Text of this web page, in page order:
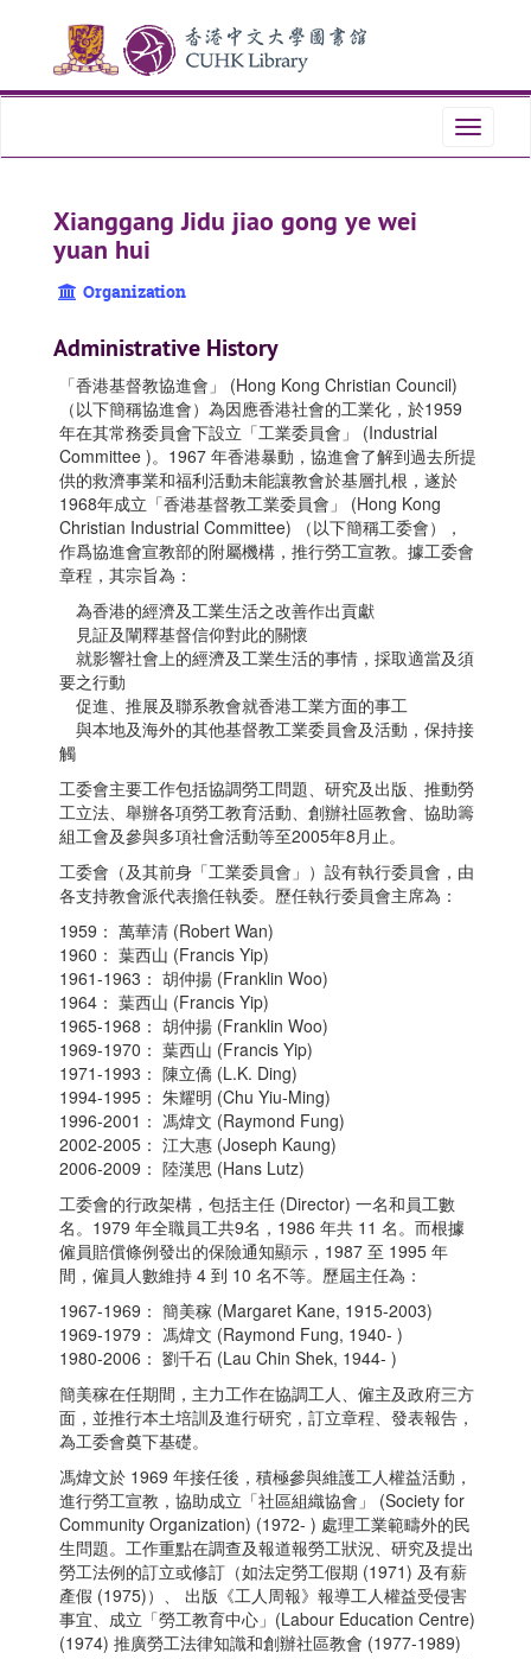
content
Toggle
Xianggang Jidu jiao gong ye wei
yuan hui
Organization
Administrative History
「香港基督教協進會」 (Hong Kong Christian Council)
（以下簡稱協進會）為因應香港社會的工業化，於1959
年在其常務委員會下設立「工業委員會」 (Industrial
Committee )。1967 年香港暴動，協進會了解到過去所提
供的救濟事業和福利活動未能讓教會於基層扎根，遂於
1968年成立「香港基督教工業委員會」 (Hong Kong
Christian Industrial Committee) （以下簡稱工委會），
作爲協進會宣教部的附屬機構，推行勞工宣教。據工委會
章程，其宗旨為：
為香港的經濟及工業生活之改善作出貢獻
見証及闡釋基督信仰對此的關懷
就影響社會上的經濟及工業生活的事情，採取適當及須
要之行動
促進、推展及聯系教會就香港工業方面的事工
與本地及海外的其他基督教工業委員會及活動，保持接
觸
工委會主要工作包括協調勞工問題、研究及出版、推動勞
工立法、舉辦各項勞工教育活動、創辦社區教會、協助籌
組工會及參與多項社會活動等至2005年8月止。
工委會（及其前身「工業委員會」）設有執行委員會，由
各支持教會派代表擔任執委。歷任執行委員會主席為：
1959： 萬華清 (Robert Wan)
1960： 葉西山 (Francis Yip)
1961-1963： 胡仲揚 (Franklin Woo)
1964： 葉西山 (Francis Yip)
1965-1968： 胡仲揚 (Franklin Woo)
1969-1970： 葉西山 (Francis Yip)
1971-1993： 陳立僑 (L.K. Ding)
1994-1995： 朱耀明 (Chu Yiu-Ming)
1996-2001： 馮煒文 (Raymond Fung)
2002-2005： 江大惠 (Joseph Kaung)
2006-2009： 陸漢思 (Hans Lutz)
工委會的行政架構，包括主任 (Director) 一名和員工數
名。1979 年全職員工共9名，1986 年共 11 名。而根據
僱員賠償條例發出的保險通知顯示，1987 至 1995 年
間，僱員人數維持 4 到 10 名不等。歷屆主任為：
1967-1969： 簡美稼 (Margaret Kane, 1915-2003)
1969-1979： 馮煒文 (Raymond Fung, 1940- )
1980-2006： 劉千石 (Lau Chin Shek, 1944- )
簡美稼在任期間，主力工作在協調工人、僱主及政府三方
面，並推行本土培訓及進行研究，訂立章程、發表報告，
為工委會奠下基礎。
馮煒文於 1969 年接任後，積極參與維護工人權益活動，
進行勞工宣教，協助成立「社區組織協會」 (Society for
Community Organization) (1972- ) 處理工業範疇外的民
生問題。工作重點在調查及報道報勞工狀況、研究及提出
勞工法例的訂立或修訂（如法定勞工假期 (1971) 及有薪
產假 (1975)）、 出版《工人周報》報導工人權益受侵害
事宜、成立「勞工教育中心」(Labour Education Centre)
(1974) 推廣勞工法律知識和創辦社區教會 (1977-1989)